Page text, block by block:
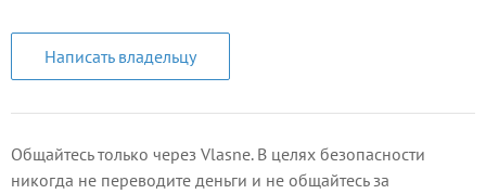
Написать владельцу
Общайтесь только через Vlasne. В целях безопасности
никогда не переводите деньги и не общайтесь за